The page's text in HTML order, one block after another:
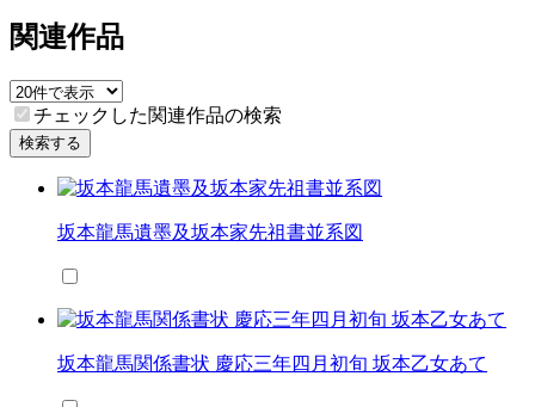
関連作品
チェックした関連作品の検索
検索する
坂本龍馬遺墨及坂本家先祖書並系図
坂本龍馬関係書状 慶応三年四月初旬 坂本乙女あて